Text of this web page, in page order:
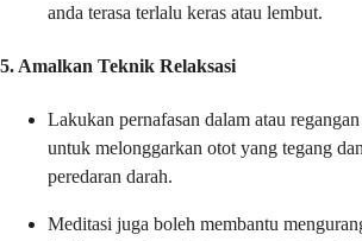
anda terasa terlalu keras atau lembut.
5. Amalkan Teknik Relaksasi
Lakukan pernafasan dalam atau
untuk melonggarkan otot yang tegang
peredaran darah.
Meditasi juga boleh membantu